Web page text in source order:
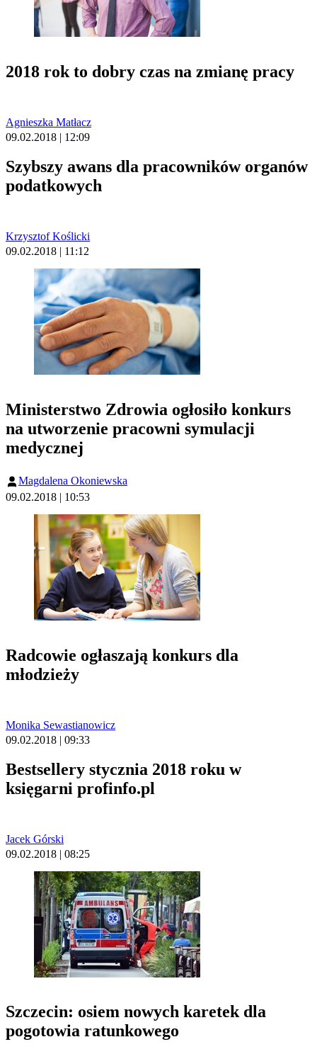
2018 rok to dobry czas na zmianę pracy
Agnieszka Matłacz
09.02.2018 | 12:09
Szybszy awans dla pracowników organów
podatkowych
Krzysztof Koślicki
09.02.2018 | 11:12
Ministerstwo Zdrowia ogłosiło konkurs
na utworzenie pracowni symulacji
medycznej
Magdalena Okoniewska
09.02.2018 | 10:53
Radcowie ogłaszają konkurs dla
młodzieży
Monika Sewastianowicz
09.02.2018 | 09:33
Bestsellery stycznia 2018 roku w
księgarni profinfo.pl
Jacek Górski
09.02.2018 | 08:25
Szczecin: osiem nowych karetek dla
pogotowia ratunkowego